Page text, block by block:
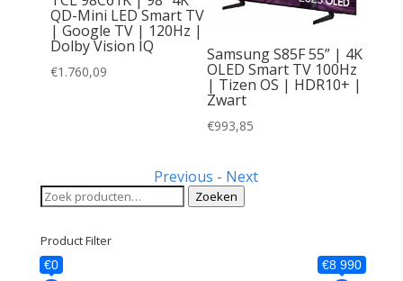
QD-Mini LED Smart TV
| Google TV | 120Hz |
Dolby Vision IQ
€1.760,09
Samsung S85F 55” | 4K
OLED Smart TV 100Hz
| Tizen OS | HDR10+ |
Zwart
€993,85
Previous - Next
Zoeken
naar:
Zoeken
Product Filter
€0 €8 990